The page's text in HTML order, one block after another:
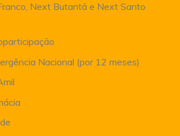
Next Butantã e Next Santo
Nacional (por 12 meses)